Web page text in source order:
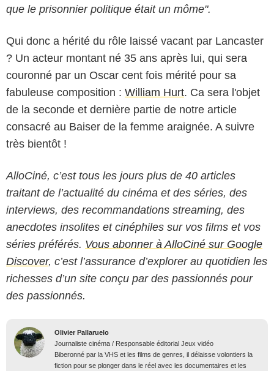
que le prisonnier politique était un môme".
Qui donc a hérité du rôle laissé vacant par Lancaster
? Un acteur montant né 35 ans après lui, qui sera
couronné par un Oscar cent fois mérité pour sa
fabuleuse composition : William Hurt. Ca sera l'objet
de la seconde et dernière partie de notre article
consacré au Baiser de la femme araignée. A suivre
très bientôt !
AlloCiné, c’est tous les jours plus de 40 articles
traitant de l’actualité du cinéma et des séries, des
interviews, des recommandations streaming, des
anecdotes insolites et cinéphiles sur vos films et vos
séries préférés. Vous abonner à AlloCiné sur Google
Discover, c’est l’assurance d’explorer au quotidien les
richesses d’un site conçu par des passionnés pour
des passionnés.
Olivier Pallaruelo
Journaliste cinéma / Responsable éditorial Jeux vidéo
Biberonné par la VHS et les films de genres, il délaisse volontiers la
fiction pour se plonger dans le réel avec les documentaires et les